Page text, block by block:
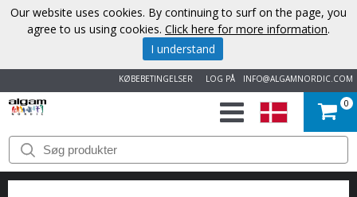
INFO@ALGAMNORDIC.COM
LOG PÅ
KØBEBETINGELSER
START
VAREMÆRKER
0
Our website uses cookies. By continuing to surf on the page, you
agree to us using cookies. Click here for more information.
I understand